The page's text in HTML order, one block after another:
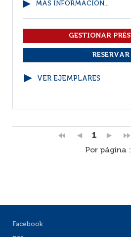
MÁS INFORMACIÓN...
VER EJEMPLARES
1
Por página :
Facebook